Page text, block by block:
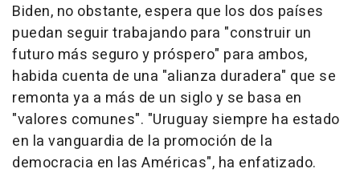
Biden, no obstante, espera que los dos países
puedan seguir trabajando para "construir un
futuro más seguro y próspero" para ambos,
habida cuenta de una "alianza duradera" que se
remonta ya a más de un siglo y se basa en
"valores comunes". "Uruguay siempre ha estado
en la vanguardia de la promoción de la
democracia en las Américas", ha enfatizado.